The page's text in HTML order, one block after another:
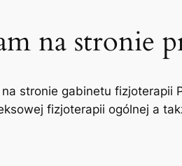
na stronie
stronie gabinetu fizjoterapii
fizjoterapii ogólnej a